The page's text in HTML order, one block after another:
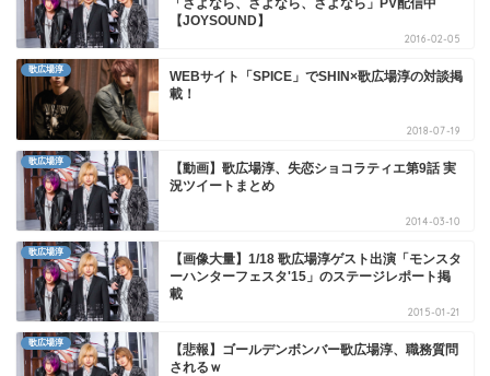
「さよなら、さよなら、さよなら」PV配信中
【JOYSOUND】
2016-02-05
歌広場淳
WEBサイト「SPICE」でSHIN×歌広場淳の対談掲
載！
2018-07-19
歌広場淳
【動画】歌広場淳、失恋ショコラティエ第9話 実
況ツイートまとめ
2014-03-10
歌広場淳
【画像大量】1/18 歌広場淳ゲスト出演「モンスタ
ーハンターフェスタ'15」のステージレポート掲
載
2015-01-21
歌広場淳
【悲報】ゴールデンボンバー歌広場淳、職務質問
されるｗ